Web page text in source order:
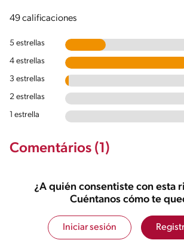
49 calificaciones
5 estrellas
4 estrellas
3 estrellas
2 estrellas
1 estrella
Comentários (1)
¿A quién consentiste con esta
Cuéntanos cómo te
Iniciar sesión